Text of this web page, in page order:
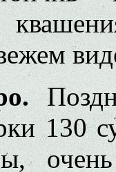
130